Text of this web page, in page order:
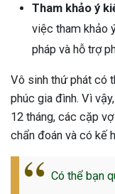
Tham khảo ý
việc tham khảo
pháp và hỗ trợ
Vô sinh thứ phát có
phúc gia đình. Vì
12 tháng, các cặp
chẩn đoán và có kế
Có thể bạn